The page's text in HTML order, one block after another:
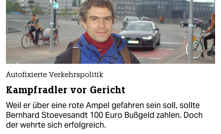
Autofixierte Verkehrspolitik
Kampfradler vor Gericht
Weil er über eine rote Ampel gefahren sein soll, sollte
Bernhard Stoevesandt 100 Euro Bußgeld zahlen. Doch
der wehrte sich erfolgreich.